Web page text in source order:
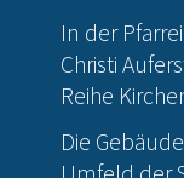
In der
Christi
Reihe
Die